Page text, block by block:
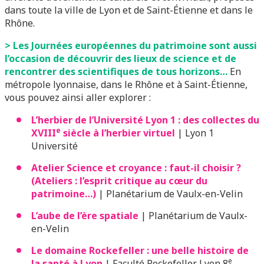
dans toute la ville de Lyon et de Saint-Étienne et dans le
Rhône.
> Les Journées européennes du patrimoine sont aussi
l’occasion de découvrir des lieux de science et de
rencontrer des scientifiques de tous horizons… En
métropole lyonnaise, dans le Rhône et à Saint-Étienne,
vous pouvez ainsi aller explorer :
L’herbier de l’Université Lyon 1 : des collectes du
XVIIIe siècle à l’herbier virtuel | Lyon 1
Université
Atelier Science et croyance : faut-il choisir ?
(Ateliers : l’esprit critique au cœur du
patrimoine…) | Planétarium de Vaulx-en-Velin
L’aube de l’ère spatiale | Planétarium de Vaulx-
en-Velin
Le domaine Rockefeller : une belle histoire de
e